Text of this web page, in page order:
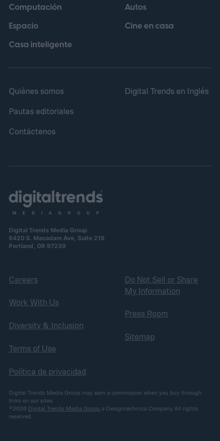
frente a posibles indicios de conducta
inapropiada, además de acusarla de
negligencia por no tomar resguardos
Computación
Espacio
Casa inteligente
Autos
Cine en casa
Quiénes somos
Pautas editoriales
Contáctenos
Digital Trends en Inglés
Digital Trends Media Group
6420 S. Macadam Ave, Suite 216
Portland, OR 97239
Careers
Work With Us
Diversity & Inclusion
Terms of Use
Política de privacidad
Do Not Sell or Share
My Information
Press Room
Sitemap
Digital Trends Media Group may earn a commission when you buy through
links on our sites.
©2026 Digital Trends Media Group, a Designtechnica Company. All rights
reserved.